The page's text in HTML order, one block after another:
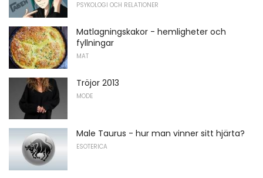
PSYKOLOGI OCH RELATIONER
Matlagningskakor - hemligheter och
fyllningar
MAT
Tröjor 2013
MODE
Male Taurus - hur man vinner sitt hjärta?
ESOTERICA